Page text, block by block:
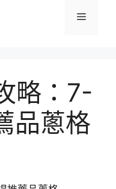
選
略：7-
品蔥格